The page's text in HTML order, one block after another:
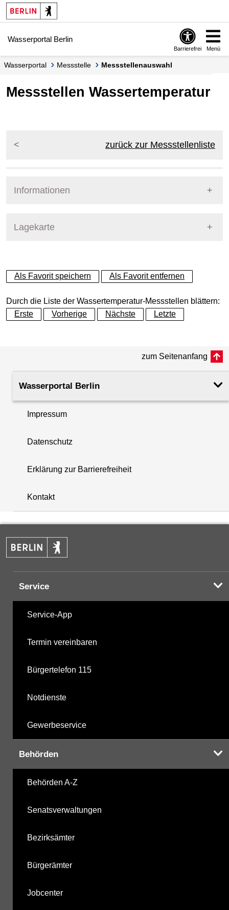
Springe zur Navigation
Springe zum Inhalt
Wasserportal Berlin
Barrierefrei Menü
Wasserportal Messstelle Messstellenauswahl
Messstellen Wassertemperatur
zurück zur Messstellenliste
Informationen
Lagekarte
+
−
+
−
Als Favorit speichern Als Favorit entfernen
Durch die Liste der Wassertemperatur-Messstellen blättern:
Erste
Vorherige Nächste Letzte
zum Seitenanfang
Wasserportal Berlin
Impressum
Datenschutz
Erklärung zur Barrierefreiheit
Kontakt
Service
Service-App
Termin vereinbaren
Bürgertelefon 115
Notdienste
Gewerbeservice
Behörden
Behörden A-Z
Senatsverwaltungen
Bezirksämter
Bürgerämter
Jobcenter